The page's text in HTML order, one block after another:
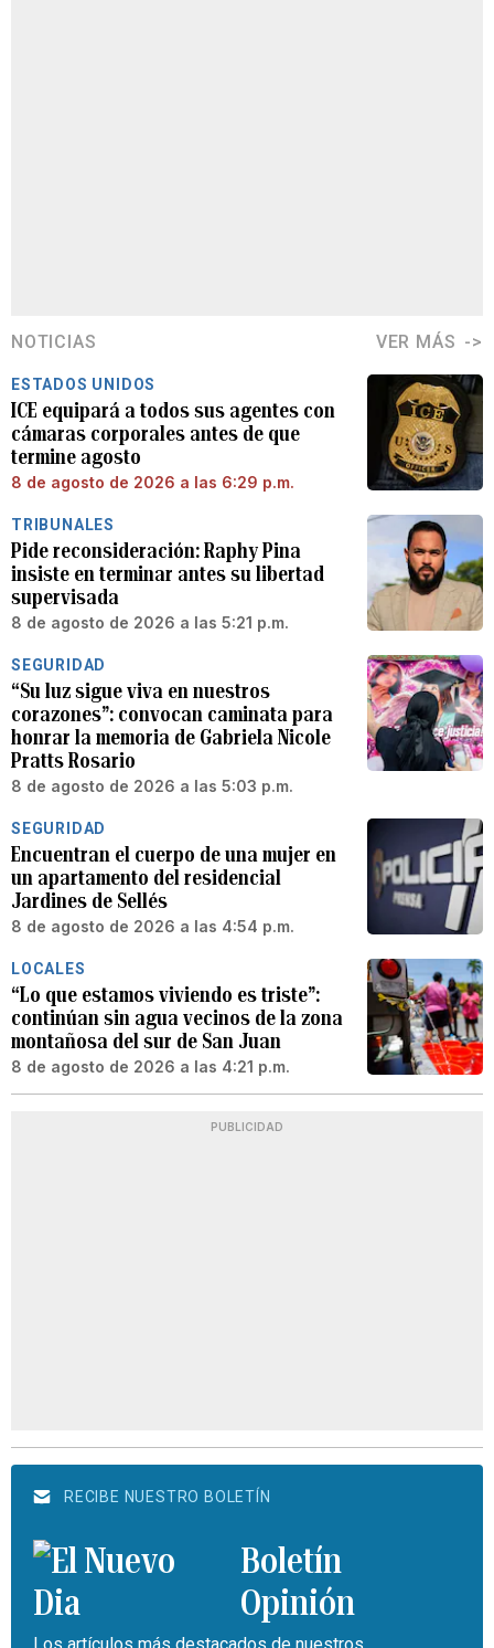
NOTICIAS VER MÁS
ESTADOS UNIDOS
ICE equipará a todos sus agentes con
cámaras corporales antes de que
termine agosto
8 de agosto de 2026 a las 6:29 p.m.
TRIBUNALES
Pide reconsideración: Raphy Pina
insiste en terminar antes su libertad
supervisada
8 de agosto de 2026 a las 5:21 p.m.
SEGURIDAD
“Su luz sigue viva en nuestros
corazones”: convocan caminata para
honrar la memoria de Gabriela Nicole
Pratts Rosario
8 de agosto de 2026 a las 5:03 p.m.
SEGURIDAD
Encuentran el cuerpo de una mujer en
un apartamento del residencial
Jardines de Sellés
8 de agosto de 2026 a las 4:54 p.m.
LOCALES
“Lo que estamos viviendo es triste”:
continúan sin agua vecinos de la zona
montañosa del sur de San Juan
8 de agosto de 2026 a las 4:21 p.m.
PUBLICIDAD
RECIBE NUESTRO BOLETÍN
Boletín
Opinión